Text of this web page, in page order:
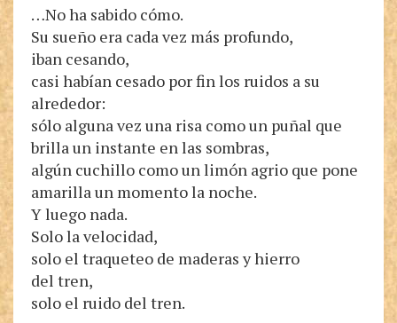
…No ha sabido cómo.
Su sueño era cada vez más profundo,
iban cesando,
casi habían cesado por fin los ruidos a su
alrededor:
sólo alguna vez una risa como un puñal que
brilla un instante en las sombras,
algún cuchillo como un limón agrio que pone
amarilla un momento la noche.
Y luego nada.
Solo la velocidad,
solo el traqueteo de maderas y hierro
del tren,
solo el ruido del tren.